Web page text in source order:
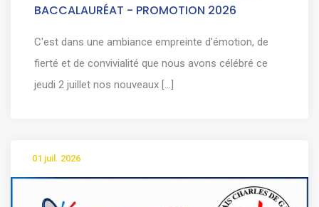
BACCALAURÉAT - PROMOTION 2026
C'est dans une ambiance empreinte d'émotion, de
fierté et de convivialité que nous avons célébré ce
jeudi 2 juillet nos nouveaux [...]
01 juil. 2026